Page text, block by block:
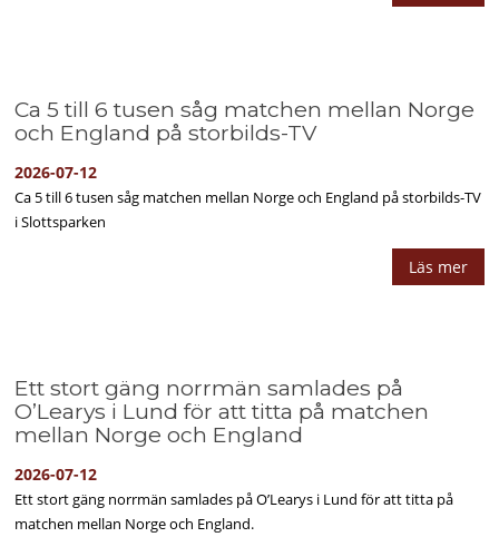
Ca 5 till 6 tusen såg matchen mellan Norge
och England på storbilds-TV
2026-07-12
Ca 5 till 6 tusen såg matchen mellan Norge och England på storbilds-TV
i Slottsparken
Läs mer
Ett stort gäng norrmän samlades på
O’Learys i Lund för att titta på matchen
mellan Norge och England
2026-07-12
Ett stort gäng norrmän samlades på O’Learys i Lund för att titta på
matchen mellan Norge och England.